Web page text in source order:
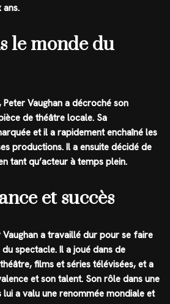
ans.
le monde du
Vaughan a décroché son
de théâtre locale. Sa
et il a rapidement enchaîné les
productions. Il a ensuite décidé de
tant qu’acteur à temps plein.
et succès
Vaughan a travaillé dur pour se faire
spectacle. Il a joué dans de
films et séries télévisées, et a
et son talent. Son rôle dans une
lui a valu une renommée mondiale et